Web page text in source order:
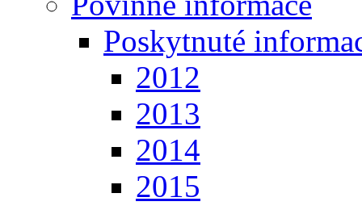
Poskytnuté
2012
2013
2014
2015